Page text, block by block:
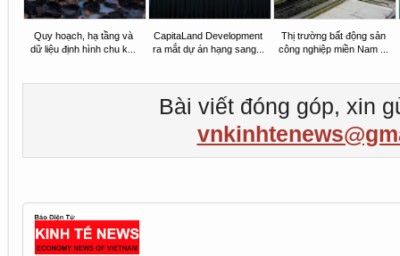
Quy hoạch, hạ tầng và
dữ liệu định hình chu k...
CapitaLand Development
ra mắt dự án hạng sang...
Thị trường bất động sản
công nghiệp miền Nam ...
Bài viết đóng góp, xin